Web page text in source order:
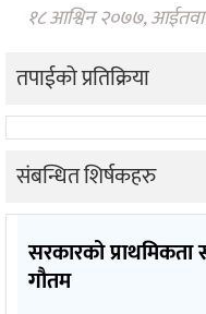
१८ आश्विन २०७७,
तपाईको प्रतिक्रिया
संबन्धित शिर्षकहरु
सरकारको प्राथमिकता
गौतम